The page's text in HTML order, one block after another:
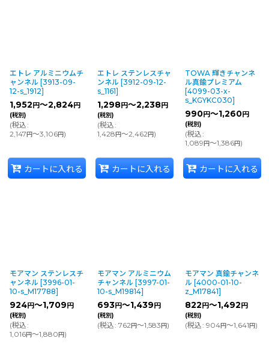
エトレ アルミニウムチ
ャンネル [3913-09-
12-s_1912]
1,952 円～2,824円
(税別)
(税込:
2,147 円～3,106円)
カートに入れる
エトレ ステンレスチャ
ンネル [3912-09-12-
s_1161]
1,298円～2,238円
(税別)
(税込:
1,428 円～2,462円)
カートに入れる
TOWA 輝きチャンネ
ル真鍮プレミアム
[4099-03-x-
s_KGYKC030]
990円～1,260円
(税別)
(税込:
1,089 円～1,386円)
カートに入れる
モアマン ステンレスチ
ャンネル [3996-01-
10-s_M17788]
924円～1,709 円
(税別)
(税込:
1,016円～1,880 円)
モアマン アルミニウム
チャンネル [3997-01-
10-s_M19814]
693円～1,439 円
(税別)
(税込: 762円～1,583 円)
モアマン 真鍮チャンネ
ル [4000-01-10-
z_M17841]
822 円～1,492 円
(税別)
(税込: 904円～1,641 円)